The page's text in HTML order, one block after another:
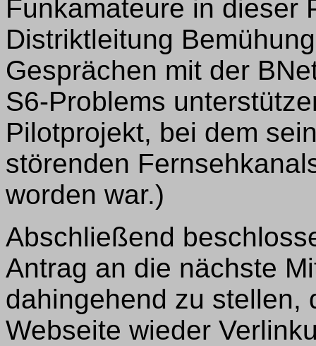
Funkamateure in dieser
Distriktleitung
Gesprächen mit der
S6-Problems
Pilotprojekt, bei dem
störenden
worden war.)
Abschließend
Antrag an die nächste
dahingehend zu stellen,
Webseite wieder